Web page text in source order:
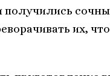
получились
их,